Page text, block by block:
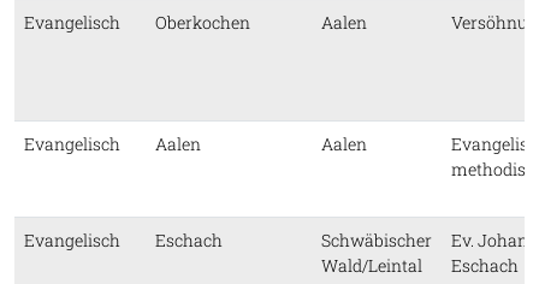
Evangelisch Oberkochen Aalen
Evangelisch Aalen Aalen
Evangelisch Eschach
Schwäbischer
Wald/Leintal
Ev.
Eschach